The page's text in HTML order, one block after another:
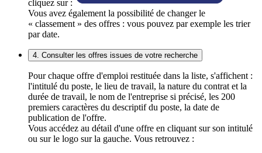
cliquez sur :
Vous avez également la possibilité de changer le
« classement » des offres : vous pouvez par exemple les trier
par date.
4. Consulter les offres issues de votre recherche
Pour chaque offre d'emploi restituée dans la liste, s'affichent :
l'intitulé du poste, le lieu de travail, la nature du contrat et la
durée de travail, le nom de l'entreprise si précisé, les 200
premiers caractères du descriptif du poste, la date de
publication de l'offre.
Vous accédez au détail d'une offre en cliquant sur son intitulé
ou sur le logo sur la gauche. Vous retrouvez :